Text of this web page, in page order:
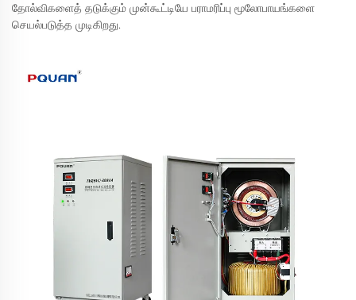
தோல்விகளைத் தடுக்கும் முன்கூட்டியே பராமரிப்பு மூலோபாயங்களை
செயல்படுத்த முடிகிறது.